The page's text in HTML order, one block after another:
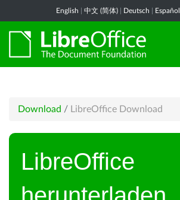
English 中文 (简体) Deutsch Español
Download / LibreOffice Download
LibreOffice